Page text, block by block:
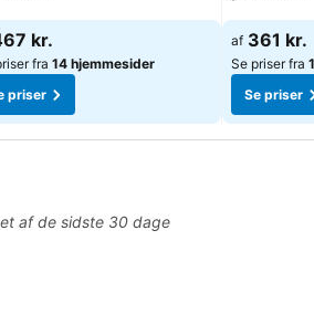
kr.
fra 14 hjemmesider
priser
Se priser
af 361 kr.
Se priser fra
Se priser
af de sidste 30 dage